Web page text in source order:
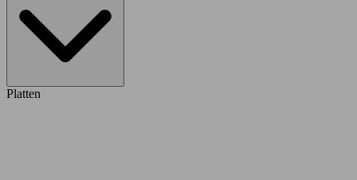
Platten